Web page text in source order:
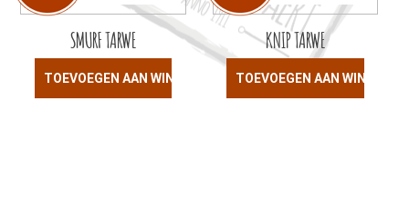
SMURF TARWE
TOEVOEGEN AAN WINKELWAGEN
KNIP TARWE
TOEVOEGEN AAN